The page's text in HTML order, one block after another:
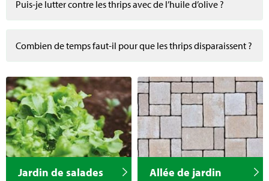
Puis-je lutter contre les thrips avec de l’huile d’olive ?
Combien de temps faut-il pour que les thrips disparaissent ?
Jardin de salades Allée de jardin